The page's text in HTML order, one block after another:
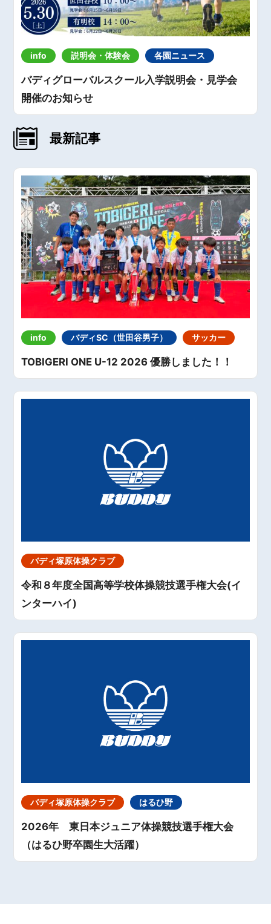
info 説明会・体験会 各園ニュース
バディグローバルスクール入学説明会・見学会
開催のお知らせ
最新記事
info バディSC（世田谷男子） サッカー
TOBIGERI ONE U-12 2026 優勝しました！！
バディ塚原体操クラブ
令和８年度全国高等学校体操競技選手権大会(イ
ンターハイ)
バディ塚原体操クラブ はるひ野
2026年 東日本ジュニア体操競技選手権大会
（はるひ野卒園生大活躍）